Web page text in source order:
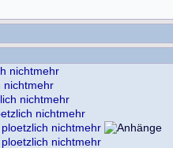
nichtmehr
nichtmehr
nichtmehr
nichtmehr
nichtmehr
nichtmehr